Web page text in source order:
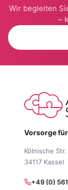
Wir begleiten
–
Vorsorge
Kölnische
34117 Kassel
+49 (0)